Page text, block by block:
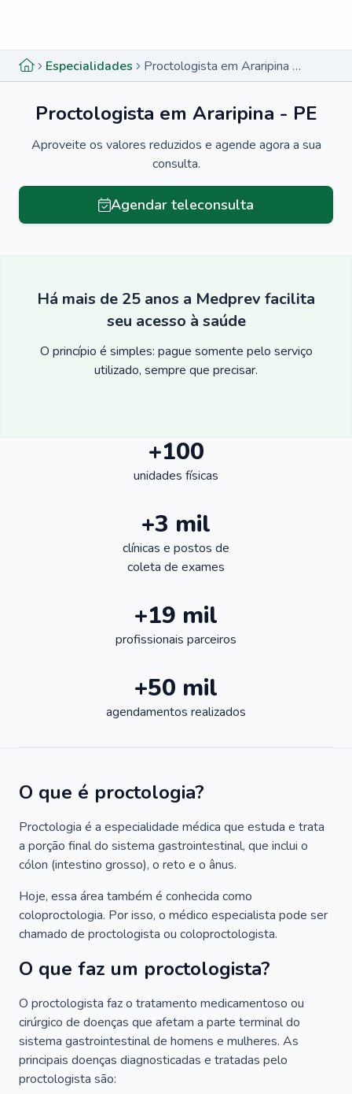
Especialidades Proctologista em Araripina - PE
Proctologista em Araripina - PE
Aproveite os valores reduzidos e agende agora a sua
consulta.
Agendar teleconsulta
Há mais de 25 anos a Medprev facilita
seu acesso à saúde
O princípio é simples: pague somente pelo serviço
utilizado, sempre que precisar.
+100
unidades físicas
+3 mil
clínicas e postos de
coleta de exames
+19 mil
profissionais parceiros
+50 mil
agendamentos realizados
O que é proctologia?
Proctologia é a especialidade médica que estuda e trata
a porção final do sistema gastrointestinal, que inclui o
cólon (intestino grosso), o reto e o ânus.
Hoje, essa área também é conhecida como
coloproctologia. Por isso, o médico especialista pode ser
chamado de proctologista ou coloproctologista.
O que faz um proctologista?
O proctologista faz o tratamento medicamentoso ou
cirúrgico de doenças que afetam a parte terminal do
sistema gastrointestinal de homens e mulheres. As
principais doenças diagnosticadas e tratadas pelo
proctologista são: